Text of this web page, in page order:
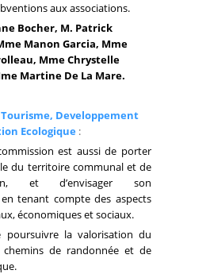
aux associations.
Bocher, M. Patrick
Manon Garcia, Mme
Mme Chrystelle
Martine De La Mare.
Tourisme, Developpement
Ecologique :
est aussi de porter
du territoire communal et de
et d’envisager son
tenant compte des aspects
économiques et sociaux.
poursuivre la valorisation du
chemins de randonnée et de